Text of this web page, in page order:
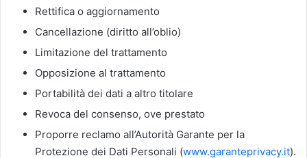
Rettifica o aggiornamento
Cancellazione (diritto all’oblio)
Limitazione del trattamento
Opposizione al trattamento
Portabilità dei dati a altro titolare
Revoca del consenso, ove prestato
Proporre reclamo all’Autorità Garante per la
Protezione dei Dati Personali (www.garanteprivacy.it).